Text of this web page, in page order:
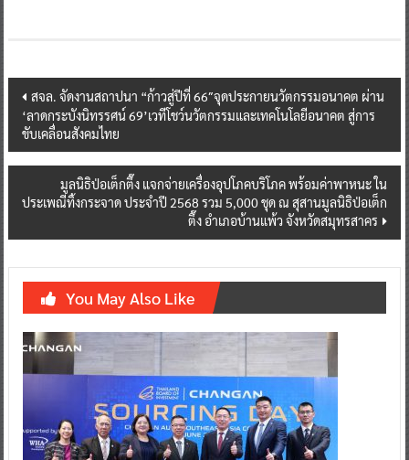
Post
navigation
สจล. จัดงานสถาปนา “ก้าวสู่ปีที่ 66″จุดประกายนวัตกรรมอนาคต ผ่าน
‘ลาดกระบังนิทรรศน์ 69’เวทีโชว์นวัตกรรมและเทคโนโลยีอนาคต สู่การ
ขับเคลื่อนสังคมไทย
มูลนิธิป่อเต็กตึ๊ง แจกจ่ายเครื่องอุปโภคบริโภค พร้อมค่าพาหนะ ใน
ประเพณีทิ้งกระจาด ประจำปี 2568 รวม 5,000 ชุด ณ สุสานมูลนิธิป่อเต็ก
ตึ๊ง อำเภอบ้านแพ้ว จังหวัดสมุทรสาคร
You May Also Like